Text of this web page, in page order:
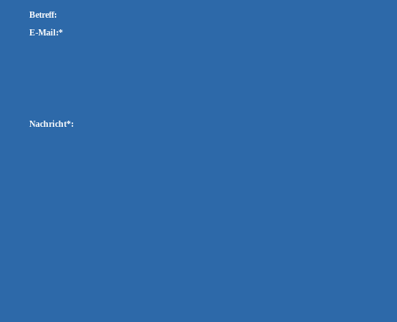
Betreff:
E-Mail:*
Nachricht*: